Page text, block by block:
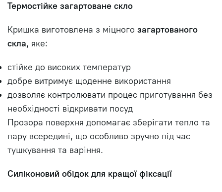
Термостійке загартоване скло
Кришка виготовлена з міцного загартованого
скла, яке:
стійке до високих температур
добре витримує щоденне використання
дозволяє контролювати процес приготування без
необхідності відкривати посуд
Прозора поверхня допомагає зберігати тепло та
пару всередині, що особливо зручно під час
тушкування та варіння.
Силіконовий обідок для кращої фіксації